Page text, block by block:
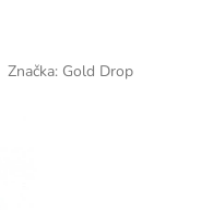
Značka: Gold Drop